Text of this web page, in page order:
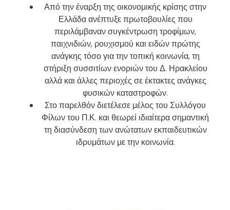
Από την έναρξη της οικονομικής κρίσης στην
Ελλάδα ανέπτυξε πρωτοβουλίες που
περιλάμβαναν συγκέντρωση τροφίμων,
παιχνιδιών, ρουχισμού και ειδών πρώτης
ανάγκης τόσο για την τοπική κοινωνία, τη
στήριξη συσσιτίων ενοριών του Δ. Ηρακλείου
αλλά και άλλες περιοχές σε έκτακτες ανάγκες
φυσικών καταστροφών.
Στο παρελθόν διετέλεσε μέλος του Συλλόγου
Φίλων του Π.Κ. και θεωρεί ιδιαίτερα σημαντική
τη διασύνδεση των ανώτατων εκπαιδευτικών
ιδρυμάτων με την κοινωνία.